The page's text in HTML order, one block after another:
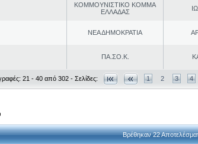
ΚΟΜΜΟΥΝΙΣΤΙΚΟ ΚΟΜΜΑ
ΕΛΛΑΔΑΣ
ΝΕΑ ΔΗΜΟΚΡΑΤΙΑ
ΠΑ.ΣΟ.Κ.
21 - 40 από 302 - Σελίδες: 1 2 3 4
Βρέθηκαν 22